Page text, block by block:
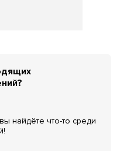
найдёте что-то среди